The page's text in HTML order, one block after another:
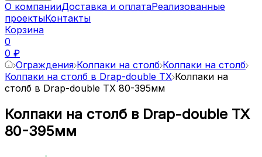
О компанииДоставка и оплатаРеализованные
проектыКонтакты
Корзина
0
0 ₽
Ограждения Колпаки на столб Колпаки на столб
Колпаки на столб в Drap-double TX Колпаки на
столб в Drap-double TX 80-395мм
Колпаки на столб в Drap-double TX
80-395мм